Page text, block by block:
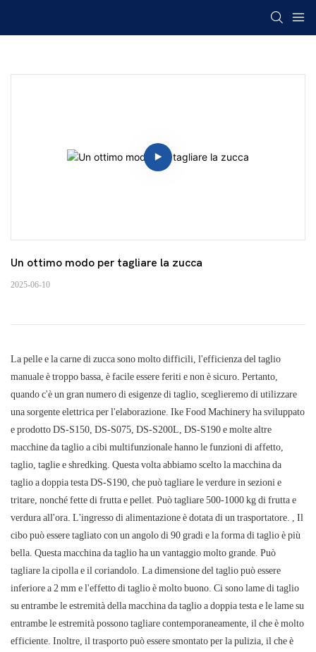
Un ottimo modo per tagliare la zucca
2025-06-10
La pelle e la carne di zucca sono molto difficili, l'efficienza del taglio
manuale è troppo bassa, è facile essere feriti e non è sicuro. Pertanto,
quando c'è un gran numero di esigenze di taglio, sceglieremo di utilizzare
una sorgente elettrica per l'elaborazione. Ike Food Machinery ha sviluppato
e prodotto DS-S150, DS-S075, DS-S200L, DS-S190 e molte altre
macchine da taglio a cibi multifunzionale hanno le funzioni di affetto,
taglio, taglie e shredking. Questa volta abbiamo scelto la macchina da
taglio a doppia testa DS-S190, che può tagliare le verdure in sezioni e
tritare, nonché fette di frutta e pellet. Può tagliare 500-1000 kg di frutta e
verdura all'ora. L'ingresso di alimentazione è dotata di un trasportatore. , Il
cibo può essere tagliato con un angolo di 90 gradi e la forma di taglio è più
bella. Questa macchina da taglio ha un vantaggio molto grande. Può
tagliare la cipolla e il coriandolo. La dimensione del taglio può essere
inferiore a 2 mm e l'effetto di taglio è molto buono. Ci sono lame di taglio
su entrambe le estremità della macchina da taglio a doppia testa e le lame su
entrambe le estremità possono tagliare contemporaneamente, il che è molto
efficiente. Inoltre, il trasporto può essere smontato per la pulizia, il che è